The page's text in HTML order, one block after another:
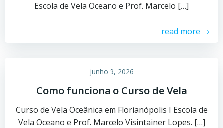
Escola de Vela Oceano e Prof. Marcelo […]
read more
junho 9, 2026
Como funciona o Curso de Vela
Curso de Vela Oceânica em Florianópolis I Escola de
Vela Oceano e Prof. Marcelo Visintainer Lopes. […]